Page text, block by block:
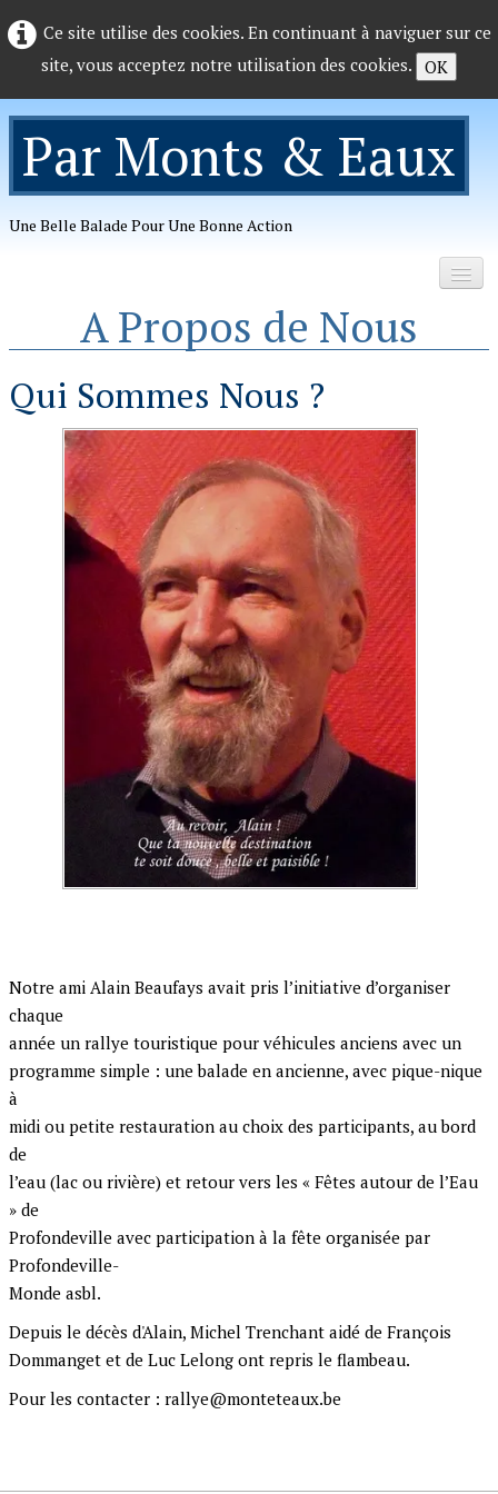
Ce site utilise des cookies. En continuant à naviguer sur ce
site, vous acceptez notre utilisation des cookies. OK
Par Monts & Eaux
Une Belle Balade Pour Une Bonne Action
Photos▼
Telechargements
A Propos de Nous
Qui Sommes Nous ?
Notre ami Alain Beaufays avait pris l’initiative d’organiser
chaque
année un rallye touristique pour véhicules anciens avec un
programme simple : une balade en ancienne, avec pique-nique
à
midi ou petite restauration au choix des participants, au bord
de
l’eau (lac ou rivière) et retour vers les « Fêtes autour de l’Eau
» de
Profondeville avec participation à la fête organisée par
Profondeville-
Monde asbl.
Depuis le décès d'Alain, Michel Trenchant aidé de François
Dommanget et de Luc Lelong ont repris le flambeau.
Pour les contacter : rallye@monteteaux.be